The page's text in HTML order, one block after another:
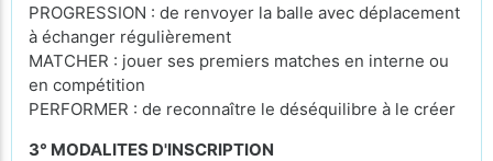
PROGRESSION : de renvoyer la balle avec déplacement
à échanger régulièrement
MATCHER : jouer ses premiers matches en interne ou
en compétition
PERFORMER : de reconnaître le déséquilibre à le créer
3° MODALITES D'INSCRIPTION